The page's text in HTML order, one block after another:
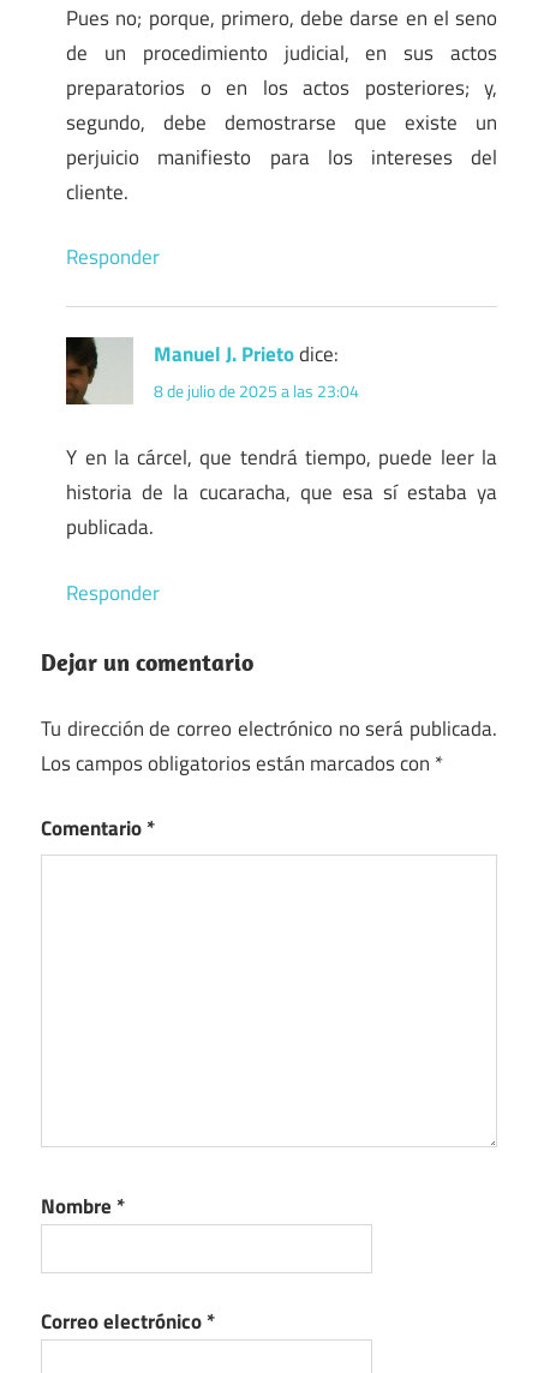
Pues no; porque, primero, debe darse en el seno
de un procedimiento judicial, en sus actos
preparatorios o en los actos posteriores; y,
segundo, debe demostrarse que existe un
perjuicio manifiesto para los intereses del
cliente.
Responder
Manuel J. Prietodice:
8 de julio de 2025 a las 23:04
Y en la cárcel, que tendrá tiempo, puede leer la
historia de la cucaracha, que esa sí estaba ya
publicada.
Responder
Dejar un comentario
Tu dirección de correo electrónico no será publicada.
Los campos obligatorios están marcados con *
Comentario*
Nombre *
Correo electrónico*